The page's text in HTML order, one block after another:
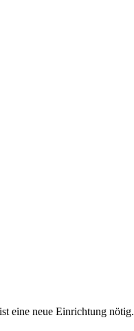
eine neue Einrichtung nötig.